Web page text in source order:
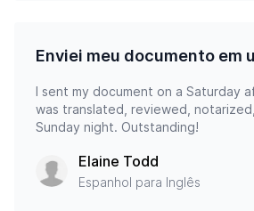
Enviei meu documento em
I sent my document on a Saturday
was translated, reviewed,
Sunday night. Outstanding!
Elaine Todd
Espanhol para Inglês